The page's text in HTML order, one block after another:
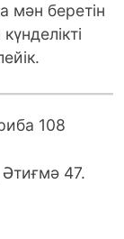
мән беретін
108
47.